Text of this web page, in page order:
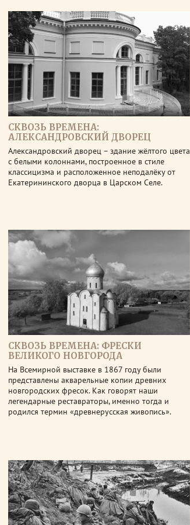
СКВОЗЬ ВРЕМЕНА:
АЛЕКСАНДРОВСКИЙ ДВОРЕЦ
Александровский дворец – здание жёлтого цвета
с белыми колоннами, построенное в стиле
классицизма и расположенное неподалёку от
Екатерининского дворца в Царском Селе.
СКВОЗЬ ВРЕМЕНА: ФРЕСКИ
ВЕЛИКОГО НОВГОРОДА
На Всемирной выставке в 1867 году были
представлены акварельные копии древних
новгородских фресок. Как говорят наши
легендарные реставраторы, именно тогда и
родился термин «древнерусская живопись».